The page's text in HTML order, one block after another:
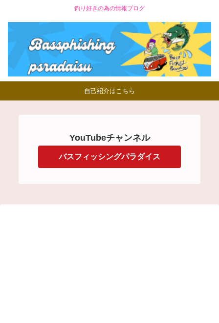
釣り好きの為の情報ブログ
自己紹介はこちら
YouTubeチャンネル
バスフィッシングパラダイス